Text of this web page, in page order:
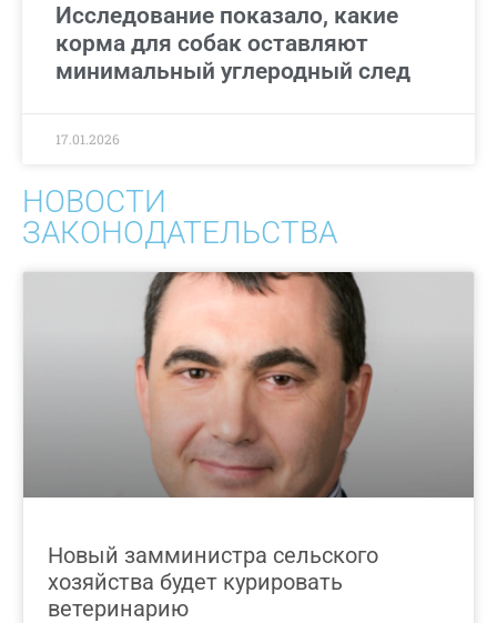
Исследование показало, какие
корма для собак оставляют
минимальный углеродный след
17.01.2026
НОВОСТИ
ЗАКОНОДАТЕЛЬСТВА
Новый замминистра сельского
хозяйства будет курировать
ветеринарию